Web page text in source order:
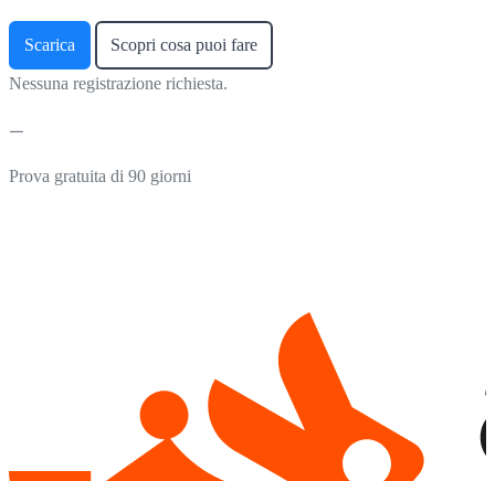
Scarica Scopri cosa puoi fare
Nessuna registrazione richiesta.
Prova gratuita di 90 giorni